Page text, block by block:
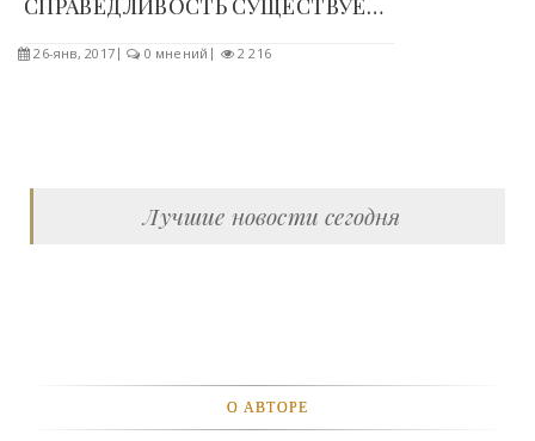
26-янв, 2017 0 мнений 2 216
Лучшие новости сегодня
О АВТОРЕ